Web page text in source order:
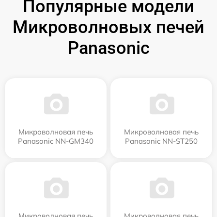
Популярные модели
Микроволновых печей
Panasonic
Микроволновая печь
Panasonic NN-GM340
Микроволновая печь
Panasonic NN-ST250